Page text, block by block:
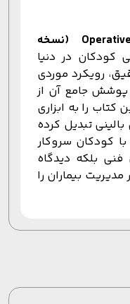
Operative Pediatric Surgery (نسخه
کودکان در دنیا
رویکرد موردی
پوشش جامع آن از
کتاب را به ابزاری
تبدیل کرده
کودکان سروکار
فنی بلکه دیدگاه
بیماران را